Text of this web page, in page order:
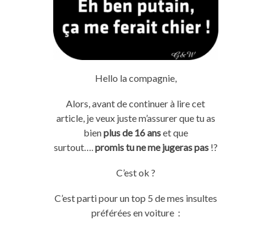
Hello la compagnie,
Alors, avant de continuer à lire cet
article, je veux juste m’assurer que tu as
bienplus de 16 anset que
surtout….
promis tu ne me jugeras pas!?
C’est ok ?
C’est parti pour un top 5 de mes insultes
préférées en voiture :